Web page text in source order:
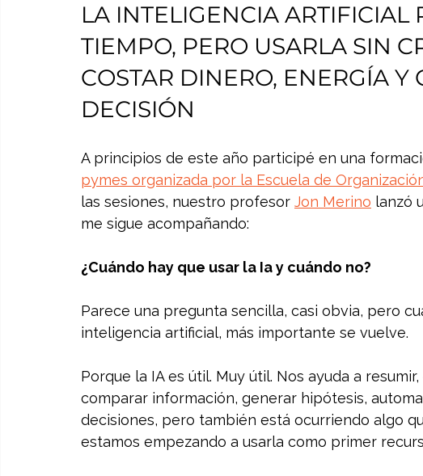
LA INTELIGENCIA ARTIFICIAL
TIEMPO, PERO USARLA SIN
COSTAR DINERO, ENERGÍA Y
DECISIÓN
A principios de este año participé en una
pymes organizada por la Escuela de
las sesiones, nuestro profesor Jon Merino lanzó
me sigue acompañando:
¿Cuándo hay que usar la Ia y cuándo no?
Parece una pregunta sencilla, casi obvia, pero
inteligencia artificial, más importante se vuelve.
Porque la IA es útil. Muy útil. Nos ayuda a
comparar información, generar hipótesis,
decisiones, pero también está ocurriendo algo
estamos empezando a usarla como primer